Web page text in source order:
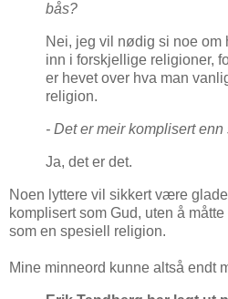
bås?
Nei, jeg vil nødig si noe om
inn i forskjellige religioner,
er hevet over hva man
religion.
- Det er meir komplisert enn
Ja, det er det.
Noen lyttere vil sikkert være
komplisert som Gud, uten å
som en spesiell religion.
Mine minneord kunne altså endt